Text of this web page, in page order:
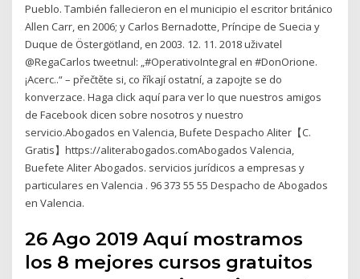
Pueblo. También fallecieron en el municipio el escritor británico
Allen Carr, en 2006; y Carlos Bernadotte, Príncipe de Suecia y
Duque de Östergötland, en 2003. 12. 11. 2018 uživatel
@RegaCarlos tweetnul: „#OperativoIntegral en #DonOrione.
¡Acerc..“ – přečtěte si, co říkají ostatní, a zapojte se do
konverzace. Haga click aquí para ver lo que nuestros amigos
de Facebook dicen sobre nosotros y nuestro
servicio.Abogados en Valencia, Bufete Despacho Aliter【C.
Gratis】https://aliterabogados.comAbogados Valencia,
Buefete Aliter Abogados. servicios jurídicos a empresas y
particulares en Valencia . 96 373 55 55 Despacho de Abogados
en Valencia.
26 Ago 2019 Aquí mostramos
los 8 mejores cursos gratuitos